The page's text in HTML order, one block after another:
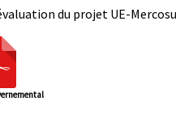
du projet UE-